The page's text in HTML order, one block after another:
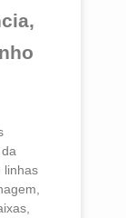
linhas